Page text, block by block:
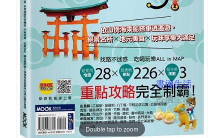
Double tap to zoom